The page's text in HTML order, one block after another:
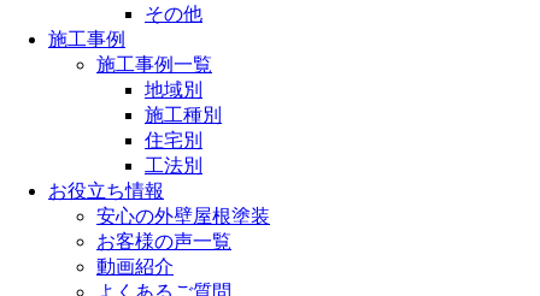
その他
施工事例
施工事例一覧
地域別
施工種別
住宅別
工法別
お役立ち情報
安心の外壁屋根塗装
お客様の声一覧
動画紹介
よくあるご質問